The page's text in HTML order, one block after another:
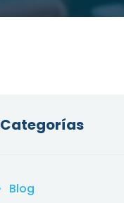
Categorías
Blog